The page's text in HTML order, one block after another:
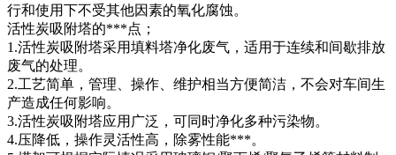
行和使用下不受其他因素的氧化腐蚀。
活性炭吸附塔的***点；
1.活性炭吸附塔采用填料塔净化废气，适用于连续和间歇排放
废气的处理。
2.工艺简单，管理、操作、维护相当方便简洁，不会对车间生
产造成任何影响。
3.活性炭吸附塔应用广泛，可同时净化多种污染物。
4.压降低，操作灵活性高，除雾性能***。